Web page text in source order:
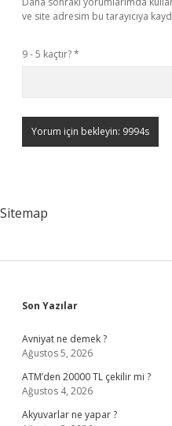
ve site adresim bu tarayıcıya
9 - 5 kaçtır?*
Sitemap
Sidebar
Son Yazılar
Avniyat ne demek ?
Ağustos 5, 2026
ATM’den 20000 TL çekilir mi ?
Ağustos 4, 2026
Akyuvarlar ne yapar ?